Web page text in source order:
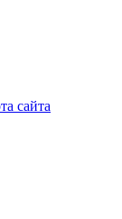
сайта